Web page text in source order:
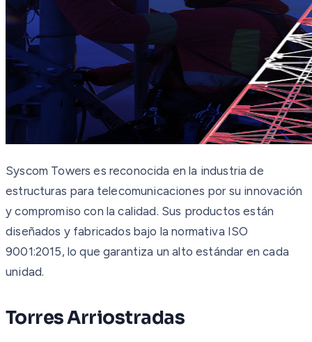
Syscom Towers es reconocida en la industria de
estructuras para telecomunicaciones por su innovación
y compromiso con la calidad. Sus productos están
diseñados y fabricados bajo la normativa ISO
9001:2015, lo que garantiza un alto estándar en cada
unidad.
Torres Arriostradas